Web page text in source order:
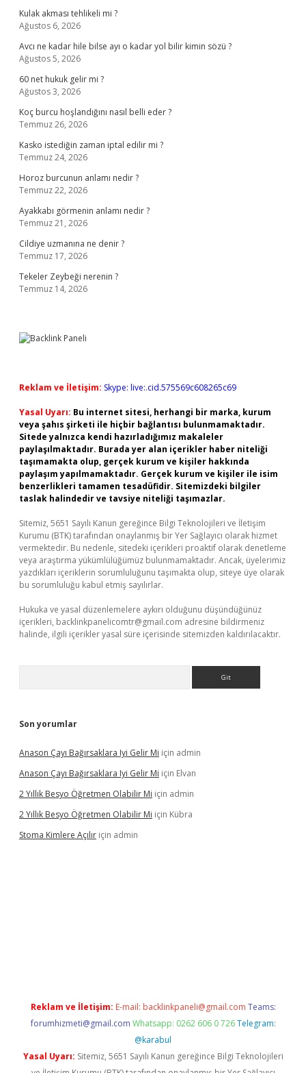
Kulak akması tehlikeli mi ?
Ağustos 6, 2026
Avcı ne kadar hile bilse ayı o kadar yol bilir kimin sözü ?
Ağustos 5, 2026
60 net hukuk gelir mi ?
Ağustos 3, 2026
Koç burcu hoşlandığını nasıl belli eder ?
Temmuz 26, 2026
Kasko istediğin zaman iptal edilir mi ?
Temmuz 24, 2026
Horoz burcunun anlamı nedir ?
Temmuz 22, 2026
Ayakkabı görmenin anlamı nedir ?
Temmuz 21, 2026
Cildiye uzmanına ne denir ?
Temmuz 17, 2026
Tekeler Zeybeği nerenin ?
Temmuz 14, 2026
Reklam ve İletişim: Skype: live:.cid.575569c608265c69
Yasal Uyarı: Bu internet sitesi, herhangi bir marka, kurum
veya şahıs şirketi ile hiçbir bağlantısı bulunmamaktadır.
Sitede yalnızca kendi hazırladığımız makaleler
paylaşılmaktadır. Burada yer alan içerikler haber niteliği
taşımamakta olup, gerçek kurum ve kişiler hakkında
paylaşım yapılmamaktadır. Gerçek kurum ve kişiler ile isim
benzerlikleri tamamen tesadüfidir. Sitemizdeki bilgiler
taslak halindedir ve tavsiye niteliği taşımazlar.
Sitemiz, 5651 Sayılı Kanun gereğince Bilgi Teknolojileri ve İletişim
Kurumu (BTK) tarafından onaylanmış bir Yer Sağlayıcı olarak hizmet
vermektedir. Bu nedenle, sitedeki içerikleri proaktif olarak denetleme
veya araştırma yükümlülüğümüz bulunmamaktadır. Ancak, üyelerimiz
yazdıkları içeriklerin sorumluluğunu taşımakta olup, siteye üye olarak
bu sorumluluğu kabul etmiş sayılırlar.
Hukuka ve yasal düzenlemelere aykırı olduğunu düşündüğünüz
içerikleri, backlinkpanelicomtr@gmail.com adresine bildirmeniz
halinde, ilgili içerikler yasal süre içerisinde sitemizden kaldırılacaktır.
Son yorumlar
Anason Çayı Bağırsaklara Iyi Gelir Mi için admin
Anason Çayı Bağırsaklara Iyi Gelir Mi için Elvan
2 Yıllık Besyo Öğretmen Olabilir Mi için admin
2 Yıllık Besyo Öğretmen Olabilir Mi için Kübra
Stoma Kimlere Açılır için admin
Reklam ve İletişim: E-mail: backlinkpaneli@gmail.com Teams:
forumhizmeti@gmail.com Whatsapp: 0262 606 0 726 Telegram:
@karabul
Yasal Uyarı: Sitemiz, 5651 Sayılı Kanun gereğince Bilgi Teknolojileri